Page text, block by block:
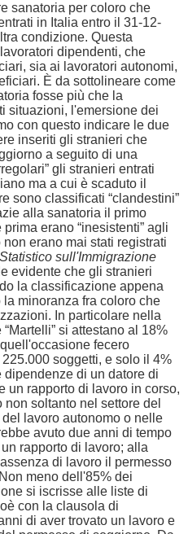
sanatoria per coloro che
in Italia entro il 31-12-
condizione. Questa
dipendenti, che
sia ai lavoratori autonomi,
È da sottolineare come
fosse più che la
situazioni, l'emersione dei
con questo indicare le due
inseriti gli stranieri che
a seguito di una
gli stranieri entrati
ma a cui è scaduto il
sono classificati “clandestini”
alla sanatoria il primo
erano “inesistenti” agli
erano mai stati registrati
sull'Immigrazione
evidente che gli stranieri
la classificazione appena
minoranza fra coloro che
In particolare nella
si attestano al 18%
fecero
soggetti, e solo il 4%
di un datore di
un rapporto di lavoro in corso,
soltanto nel settore del
lavoro autonomo o nelle
avuto due anni di tempo
rapporto di lavoro; alla
di lavoro il permesso
meno dell'85% dei
si iscrisse alle liste di
con la clausola di
di aver trovato un lavoro e